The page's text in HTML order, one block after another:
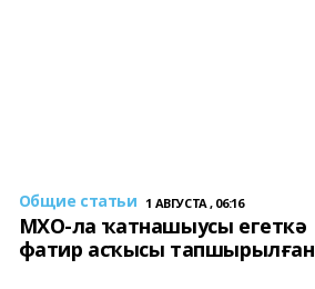
Общие статьи 1 АВГУСТА , 06:16
МХО-ла ҡатнашыусы егеткә
фатир асҡысы тапшырылған